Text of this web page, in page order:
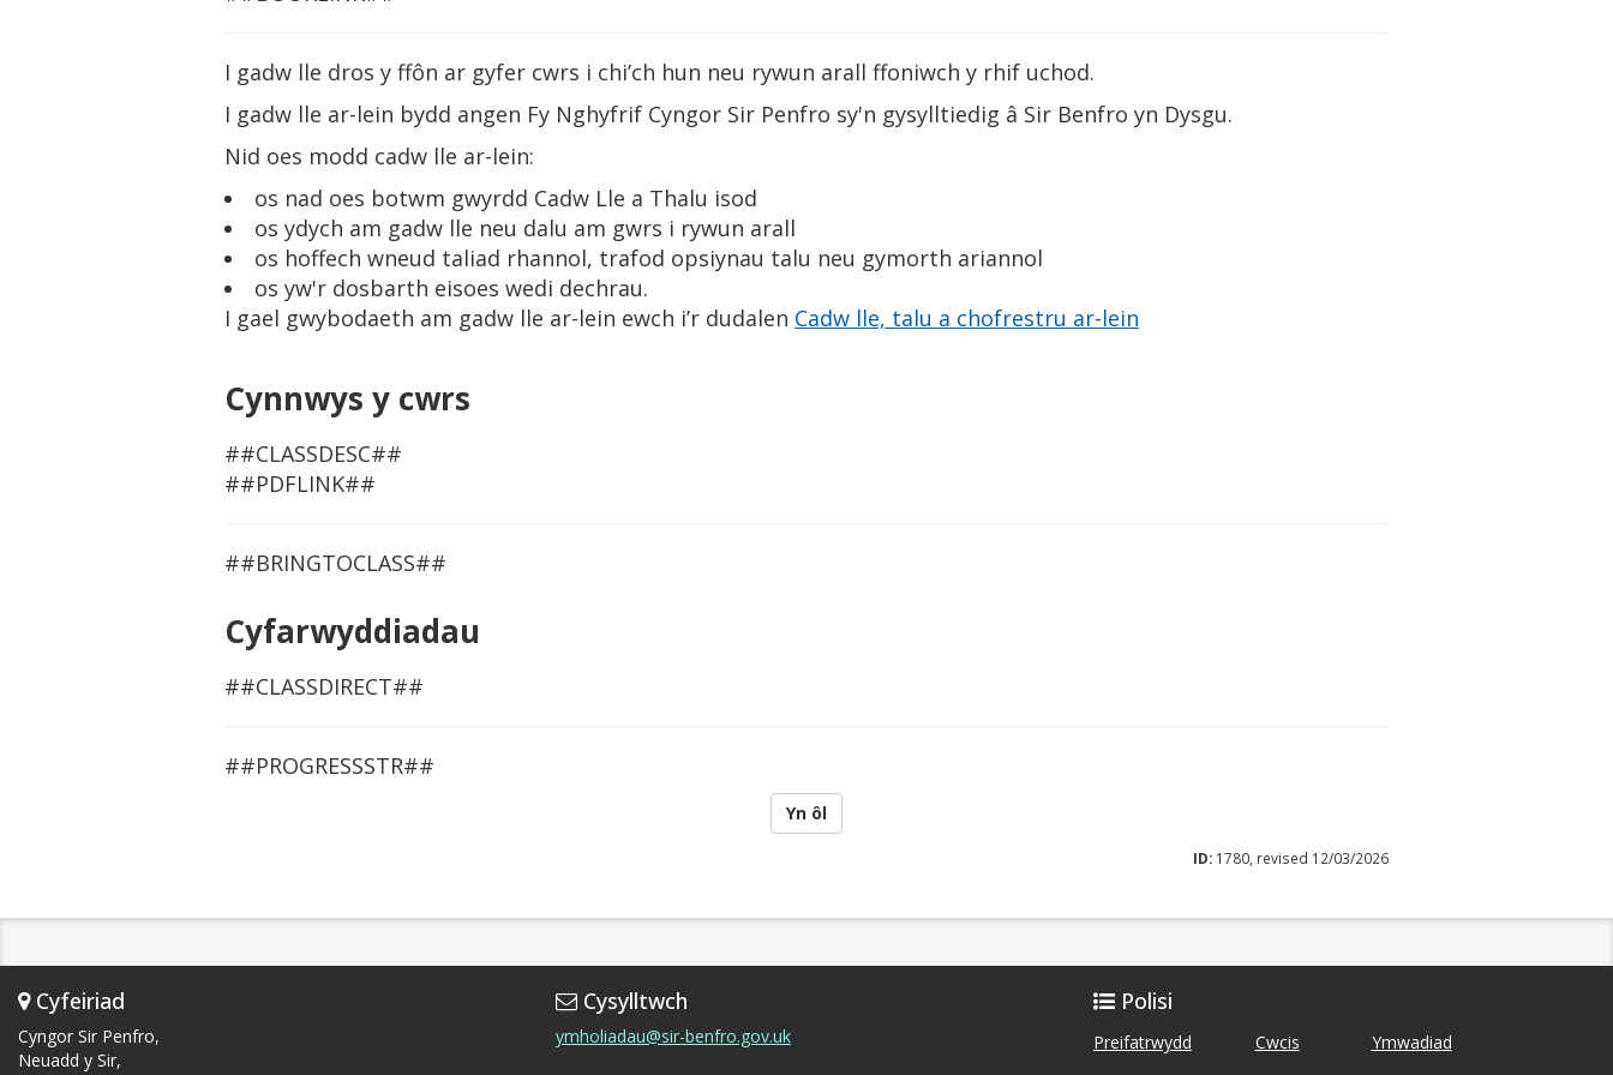
I gadw lle dros y ffôn ar gyfer cwrs i chi’ch hun neu rywun arall ffoniwch y rhif uchod.
I gadw lle ar-lein bydd angen Fy Nghyfrif Cyngor Sir Penfro sy'n gysylltiedig â Sir Benfro yn Dysgu.
Nid oes modd cadw lle ar-lein:
os nad oes botwm gwyrdd Cadw Lle a Thalu isod
os ydych am gadw lle neu dalu am gwrs i rywun arall
os hoffech wneud taliad rhannol, trafod opsiynau talu neu gymorth ariannol
os yw'r dosbarth eisoes wedi dechrau.
I gael gwybodaeth am gadw lle ar-lein ewch i’r dudalen Cadw lle, talu a chofrestru ar-lein
Cynnwys y cwrs
##CLASSDESC##
##PDFLINK##
##BRINGTOCLASS##
Cyfarwyddiadau
##CLASSDIRECT##
##PROGRESSSTR##
Yn ôl
ID: 1780, revised 12/03/2026
Cyfeiriad
Cyngor Sir Penfro,
Neuadd y Sir,
Cysylltwch
ymholiadau@sir-benfro.gov.uk
Polisi
Preifatrwydd Cwcis Ymwadiad